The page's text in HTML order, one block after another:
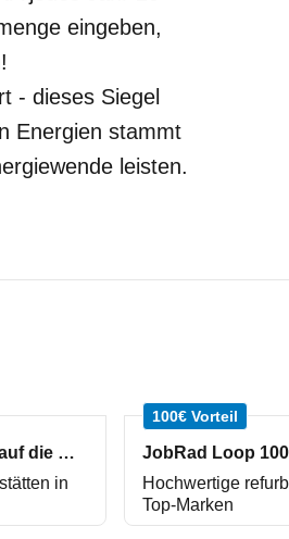
eingeben,
- dieses Siegel
Energien stammt
leisten.
repareo Werkstätten 3% auf die Werkstattrechnung
in
100€ Vorteil
JobRad Loop
Hochwertige
Top-Marken